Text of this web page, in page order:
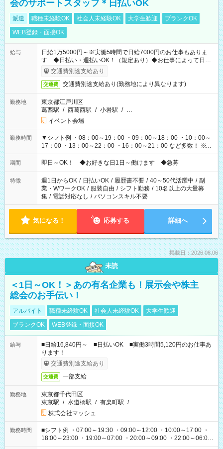
会のサポートスタッフ＊日払いOK
派遣 職種未経験OK 社会人未経験OK 大学生歓迎
ブランクOK
WEB登録・面接OK
給与
日給1万5000円～※実働5時間で日給7000円のお仕事もありま
す ◆日払い・週払いOK！（規定あり）◆お仕事によって日給
も異なります
交通費別途支給あり
交通費 交通費別途支給あり(勤務地により異なります)
勤務地
東京都江戸川区
葛西駅 / 西葛西駅 / 小岩駅 / …
イベント会場
勤務時間
▼シフト例 ・08：00～19：00 ・09：00～18：00 ・10：00～
17：00 ・13：00～22：00 ・16：00～21：00 など多数！ ※お
仕事により勤務時間が異なります
期間 即日～OK！ ◆お好きな日1日～働けます ◆急募
特徴 週1日からOK / 日払いOK / 履歴書不要 / 40～50代活躍中 / 副
業・WワークOK / 服装自由 / シフト勤務 / 10名以上の大量募
集 / 電話対応なし / パソコンスキル不要
気になる！ 応募する 詳細へ
掲載日：2026.08.06
未読
＜1日～OK！＞あの有名企業も！展示会や株主
総会のお手伝い！
アルバイト 職種未経験OK 社会人未経験OK
大学生歓迎
ブランクOK
WEB登録・面接OK
給与
■日給16,840円～ ■日払いOK ■実働3時間5,120円のお仕事あ
ります！
交通費別途支給あり
交通費 一部支給
勤務地
東京都千代田区
東京駅 / 水道橋駅 / 有楽町駅 / …
株式会社マッシュ
勤務時間
■シフト例 ・07:00～19:30 ・09:00～12:00 ・10:00～17:00 ・
18:00～23:00 ・19:00～07:00 ・20:00～09:00 ・22:00～06:00
etc ★最短で3時間で5,120円のお仕事から 15時間で2万円近く稼